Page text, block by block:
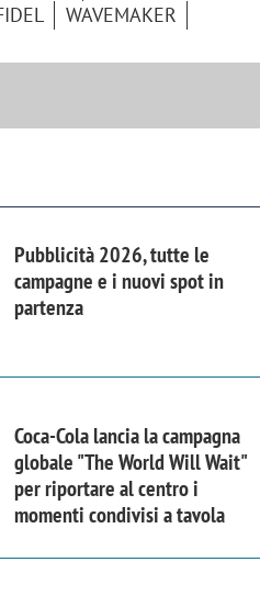
WAVEMAKER
Pubblicità 2026, tutte le
campagne e i nuovi spot in
partenza
Coca-Cola lancia la campagna
globale "The World Will Wait"
per riportare al centro i
momenti condivisi a tavola